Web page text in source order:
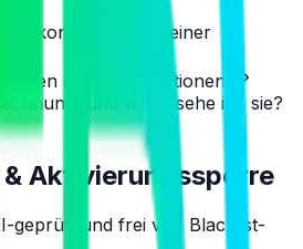
bei einer
andere Konditionen?
und wann sehe ich sie?
Aktivierungssperre
geprüft und frei von Blacklist-